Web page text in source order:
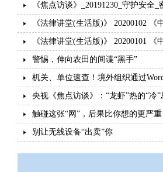
《焦点访谈》_20191230_守护安全
《法律讲堂(生活版)》 20200102
《法律讲堂(生活版)》 20200101
警惕，伸向农田的间谍“黑手”
机关、单位速查！境外组织通过
央视《焦点访谈》：“龙虾”热的“冷”
触碰这张“网”，后果比你想的更严
别让无线设备“出卖”你